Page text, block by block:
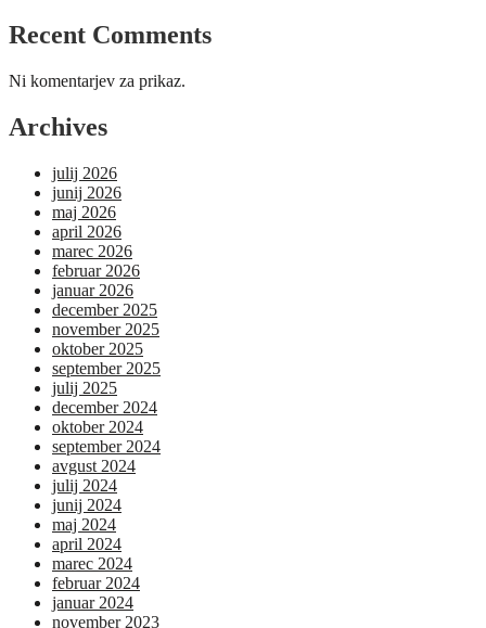
Recent Comments
Ni komentarjev za prikaz.
Archives
julij 2026
junij 2026
maj 2026
april 2026
marec 2026
februar 2026
januar 2026
december 2025
november 2025
oktober 2025
september 2025
julij 2025
december 2024
oktober 2024
september 2024
avgust 2024
julij 2024
junij 2024
maj 2024
april 2024
marec 2024
februar 2024
januar 2024
november 2023